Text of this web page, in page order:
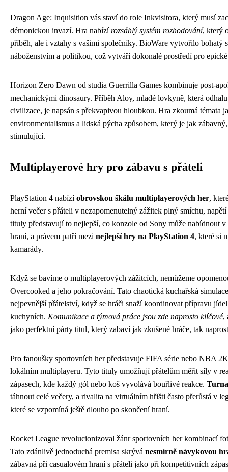
Dragon Age: Inquisition vás staví do role Inkvisitora, který musí
démonickou invazí. Hra nabízírozsáhlý systém rozhodování, který
příběh, ale i vztahy s vašimi společníky. BioWare vytvořilo bohatý
náboženstvím a politikou, což vytváří dokonalé prostředí pro
Horizon Zero Dawn od studia Guerrilla Games kombinuje post-
mechanickými dinosaury. Příběh Aloy, mladé lovkyně, která
civilizace, je napsán s překvapivou hloubkou. Hra zkoumá témata
environmentalismus a lidská pýcha způsobem, který je jak
stimulující.
Multiplayerové hry pro zábavu s přáteli
PlayStation 4 nabízíobrovskou škálu multiplayerových her,
herní večer s přáteli v nezapomenutelný zážitek plný smíchu,
tituly představují to nejlepší, co konzole od Sony může nabídnout v
hraní, a právem patří mezi nejlepší hry na PlayStation 4, které si
kamarády.
Když se bavíme o multiplayerových zážitcích, nemůžeme
Overcooked a jeho pokračování. Tato chaotická kuchařská
nejpevnější přátelství, když se hráči snaží koordinovat přípravu
kuchyních. Komunikace a týmová práce jsou zde naprosto klíčové,
jako perfektní párty titul, který zabaví jak zkušené hráče, tak
Pro fanoušky sportovních her představuje FIFA série nebo NBA
lokálním multiplayeru. Tyto tituly umožňují přátelům měřit síly v
zápasech, kde každý gól nebo koš vyvolává bouřlivé reakce.
táhnout celé večery, a rivalita na virtuálním hřišti často přerůstá v
které se vzpomíná ještě dlouho po skončení hraní.
Rocket League revolucionizoval žánr sportovních her kombinací
Tato zdánlivě jednoduchá premisa skrývá nesmírně návykovou
zábavná při casualovém hraní s přáteli jako při kompetitivních